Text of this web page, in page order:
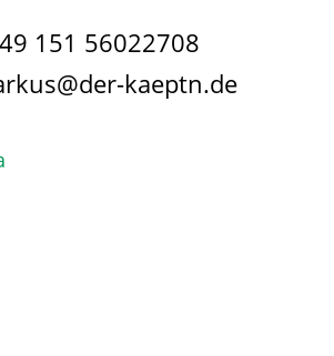
151 56022708
kaeptn.de